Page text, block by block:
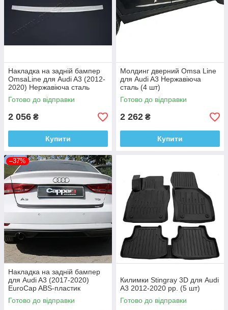
Накладка на задній бампер
OmsaLine для Audi A3 (2012-
2020) Нержавіюча сталь
Готово до відправки
2 056 ₴
Купити
Молдинг дверний Omsa Line
для Audi A3 Нержавіюча
сталь (4 шт)
Готово до відправки
2 262 ₴
Купити
–37%
Накладка на задній бампер
для Audi A3 (2017-2020)
EuroCap ABS-пластик
Готово до відправки
Килимки Stingray 3D для Audi
A3 2012-2020 рр. (5 шт)
Готово до відправки